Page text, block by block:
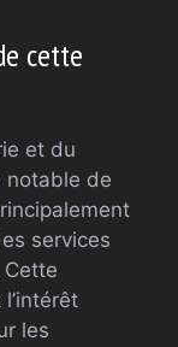
cette
et du
notable de
services
Cette
les